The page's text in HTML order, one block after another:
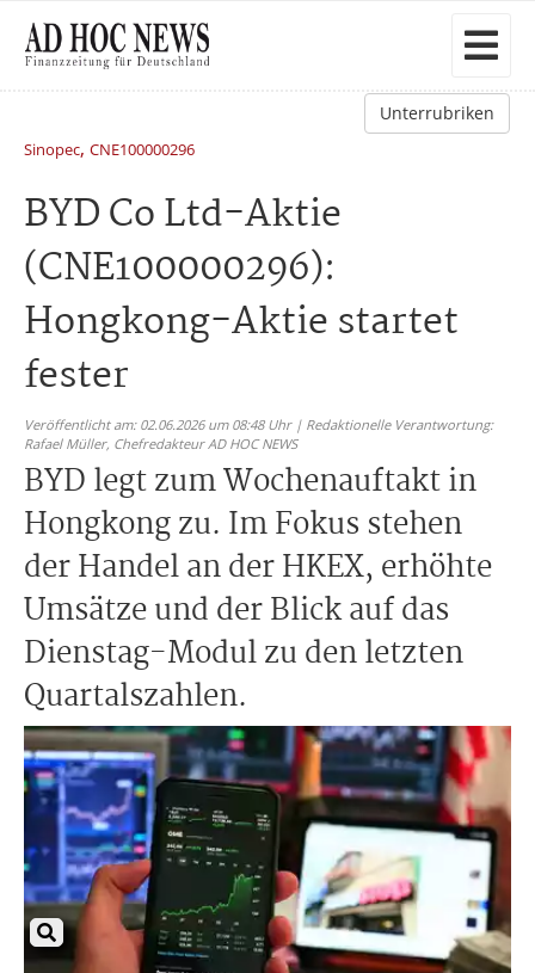
Unterrubriken
Sinopec, CNE100000296
BYD Co Ltd-Aktie
(CNE100000296):
Hongkong-Aktie startet
fester
Veröffentlicht am: 02.06.2026 um 08:48 Uhr | Redaktionelle Verantwortung:
Rafael Müller, Chefredakteur AD HOC NEWS
BYD legt zum Wochenauftakt in
Hongkong zu. Im Fokus stehen
der Handel an der HKEX, erhöhte
Umsätze und der Blick auf das
Dienstag-Modul zu den letzten
Quartalszahlen.